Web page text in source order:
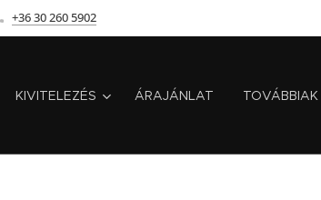
+36 30 260 5902
KIVITELEZÉS ÁRAJÁNLAT TOVÁBBIAK